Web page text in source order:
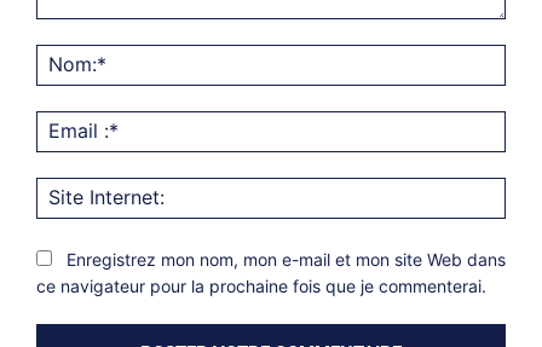
:*
Enregistrez mon nom, mon e-mail et mon site Web dans
ce navigateur pour la prochaine fois que je commenterai.